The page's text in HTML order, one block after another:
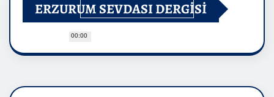
00:00
ERZURUM SEVDASI DERGİSİ